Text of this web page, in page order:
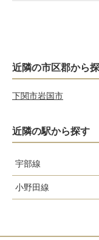
近隣の市区郡から
下関市岩国市
近隣の駅から探す
宇部線
宇部岬
小野田線